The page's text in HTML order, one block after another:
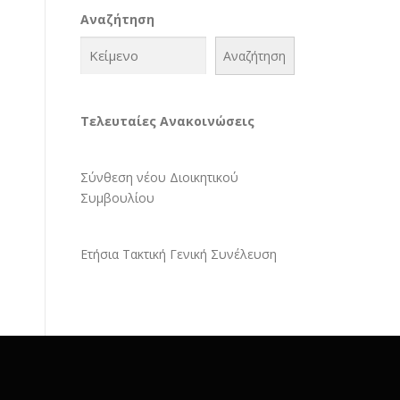
Αναζήτηση
Αναζήτηση
Τελευταίες Ανακοινώσεις
Σύνθεση νέου Διοικητικού
Συμβουλίου
Ετήσια Τακτική Γενική Συνέλευση